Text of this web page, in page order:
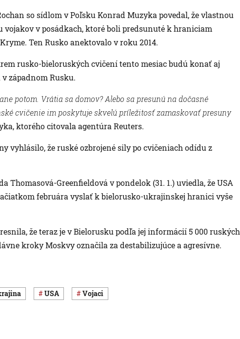
so sídlom v Poľsku Konrad Muzyka povedal, že vlastnou
vojakov v posádkach, ktoré boli predsunuté k hraniciam
Ten Rusko anektovalo v roku 2014.
rusko-bieloruských cvičení tento mesiac budú konať aj
západnom Rusku.
potom. Vrátia sa domov? Alebo sa presunú na dočasné
cvičenie im poskytuje skvelú príležitosť zamaskovať presuny
ktorého citovala agentúra Reuters.
vyhlásilo, že ruské ozbrojené sily po cvičeniach odídu z
Thomasová-Greenfieldová v pondelok (31. 1.) uviedla, že USA
februára vyslať k bielorusko-ukrajinskej hranici vyše
že teraz je v Bielorusku podľa jej informácií 5 000 ruských
kroky Moskvy označila za destabilizujúce a agresívne.
USA vojaci